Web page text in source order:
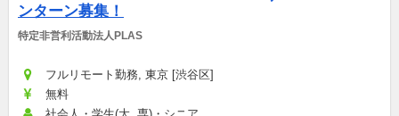
ンターン募集！
特定非営利活動法人PLAS
フルリモート勤務, 東京 [渋谷区]
無料